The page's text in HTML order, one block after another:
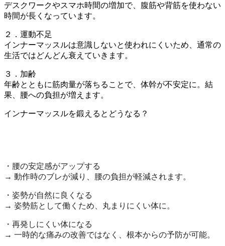
デスクワークやスマホ時間の増加で、腹筋や背筋を使わない
時間が長くなっています。
２．運動不足
インナーマッスルは意識しないと使われにくいため、通常の
生活ではどんどん衰えていきます。
３．加齢
年齢とともに筋肉量が落ちることで、体幹が不安定に。結
果、腰への負担が増えます。
インナーマッスルを鍛えるとどうなる？
・腰の安定感がアップする
→ 動作時のブレが減り、腰の負担が軽減されます。
・姿勢が自然に良くなる
→ 姿勢筋として働くため、丸まりにくい体に。
・再発しにくい体になる
→ 一時的な痛みの改善ではなく、根本からの予防が可能。